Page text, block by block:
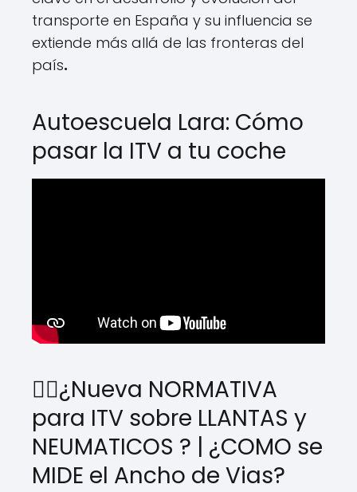
transporte en España y su influencia se
extiende más allá de las fronteras del
país.
Autoescuela Lara: Cómo
pasar la ITV a tu coche
🤷‍♂️¿Nueva NORMATIVA
para ITV sobre LLANTAS y
NEUMATICOS ? | ¿COMO se
MIDE el Ancho de Vias?